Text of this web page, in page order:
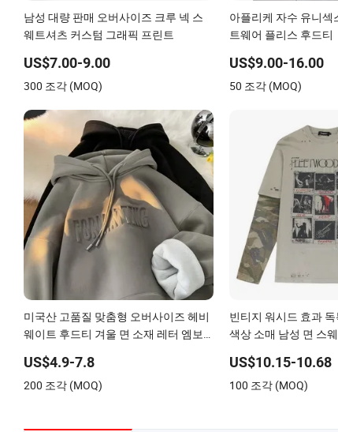
남성 대량 판매 오버사이즈 크루 넥 스
웨트셔츠 커스텀 그래픽 프린트
US$7.00-9.00
300 조각 (MOQ)
아플리케 자수 유니섹
트웨어 플리스 후드티
US$9.00-16.00
50 조각 (MOQ)
미국산 고품질 맞춤형 오버사이즈 헤비
웨이트 후드티 겨울 면 소재 레터 엠보
US$4.9-7.8
200 조각 (MOQ)
빈티지 워시드 효과
색상 소매 남성 면 스
US$10.15-10.68
100 조각 (MOQ)